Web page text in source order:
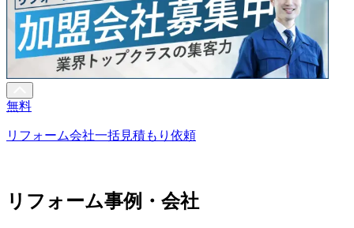
無料
リフォーム会社一括見積もり依頼
リフォーム事例・会社